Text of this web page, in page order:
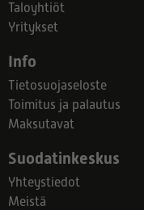
Taloyhtiöt
Yritykset
Info
Tietosuojaseloste
Toimitus ja palautus
Maksutavat
Suodatinkeskus
Yhteystiedot
Meistä